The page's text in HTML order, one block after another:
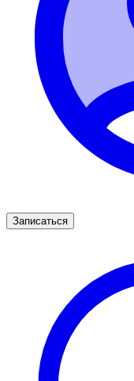
Записаться